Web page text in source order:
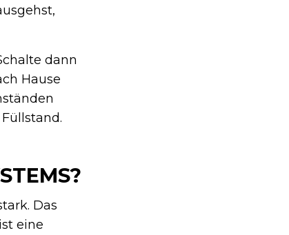
dann
Hause
Das
eine